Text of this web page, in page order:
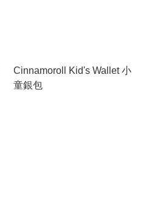
Cinnamoroll Kid's Wallet 小
童銀包